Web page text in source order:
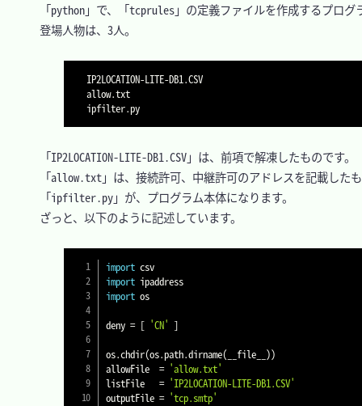
「python」で、「tcprules」の定義ファイルを作成するプログ
登場人物は、3人。
IP2LOCATION-LITE-DB1.CSV
allow.txt
ipfilter.py
「IP2LOCATION-LITE-DB1.CSV」は、前項で解凍したものです。
「allow.txt」は、接続許可、中継許可のアドレスを記載したも
「ipfilter.py」が、プログラム本体になります。
ざっと、以下のように記述しています。
import
import
import os
deny = [ 'CN' ]
os.chdir(os.path.dirname( __file__ ))
allowFile = 'allow.txt'
listFile = 'IP2LOCATION-LITE-DB1.CSV'
outputFile = 'tcp.smtp'